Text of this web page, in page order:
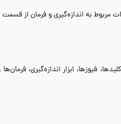
به اندازه‌گیری و فرمان از
فیوزها، ابزار اندازه‌گیری،